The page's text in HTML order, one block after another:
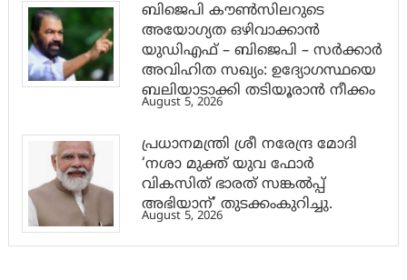
ബിജെപി കൗൺസിലറുടെ
അയോഗ്യത ഒഴിവാക്കാൻ
യുഡിഎഫ് – ബിജെപി – സർക്കാർ
അവിഹിത സഖ്യം: ഉദ്യോഗസ്ഥയെ
ബലിയാടാക്കി തടിയൂരാൻ നീക്കം
August 5, 2026
പ്രധാനമന്ത്രി ശ്രീ നരേന്ദ്ര മോദി
‘നശാ മുക്ത് യുവ ഫോർ
വികസിത് ഭാരത് സങ്കൽപ്പ്
അഭിയാന്’ തുടക്കംകുറിച്ചു.
August 5, 2026